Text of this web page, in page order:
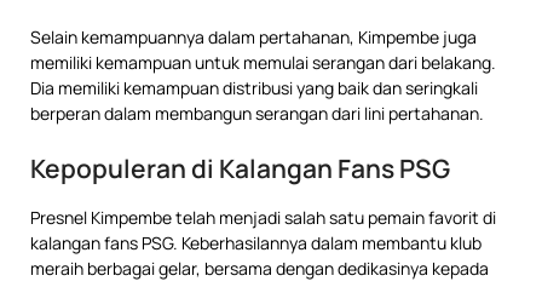
Selain kemampuannya dalam pertahanan, Kimpembe juga
memiliki kemampuan untuk memulai serangan dari belakang.
Dia memiliki kemampuan distribusi yang baik dan seringkali
berperan dalam membangun serangan dari lini pertahanan.
Kepopuleran di Kalangan Fans PSG
Presnel Kimpembe telah menjadi salah satu pemain favorit di
kalangan fans PSG. Keberhasilannya dalam membantu klub
meraih berbagai gelar, bersama dengan dedikasinya kepada